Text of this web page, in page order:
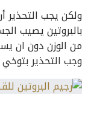
ولكن يجب التحذير
بالبروتين يصيب
من الوزن دون ان
وجب التحذير بتوخي